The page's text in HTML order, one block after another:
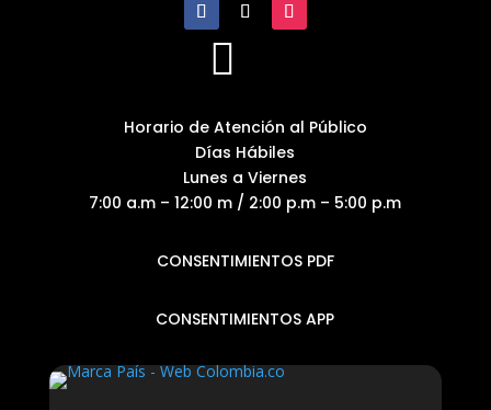

Horario de Atención al Público
Días Hábiles
Lunes a Viernes
7:00 a.m – 12:00 m / 2:00 p.m – 5:00 p.m
CONSENTIMIENTOS PDF
CONSENTIMIENTOS APP